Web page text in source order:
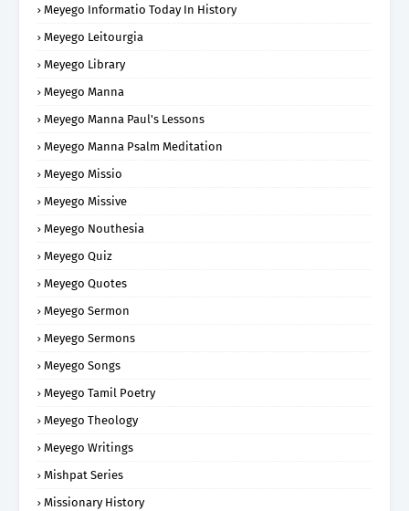
Meyego Informatio Today In History
Meyego Leitourgia
Meyego Library
Meyego Manna
Meyego Manna Paul's Lessons
Meyego Manna Psalm Meditation
Meyego Missio
Meyego Missive
Meyego Nouthesia
Meyego Quiz
Meyego Quotes
Meyego Sermon
Meyego Sermons
Meyego Songs
Meyego Tamil Poetry
Meyego Theology
Meyego Writings
Mishpat Series
Missionary History